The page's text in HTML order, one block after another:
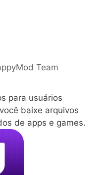
Team
para usuários
baixe arquivos
de apps e games.